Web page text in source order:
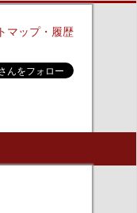
マップ・履歴